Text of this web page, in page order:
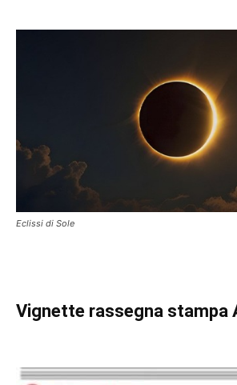
Eclissi di Sole
Vignette rassegna stampa